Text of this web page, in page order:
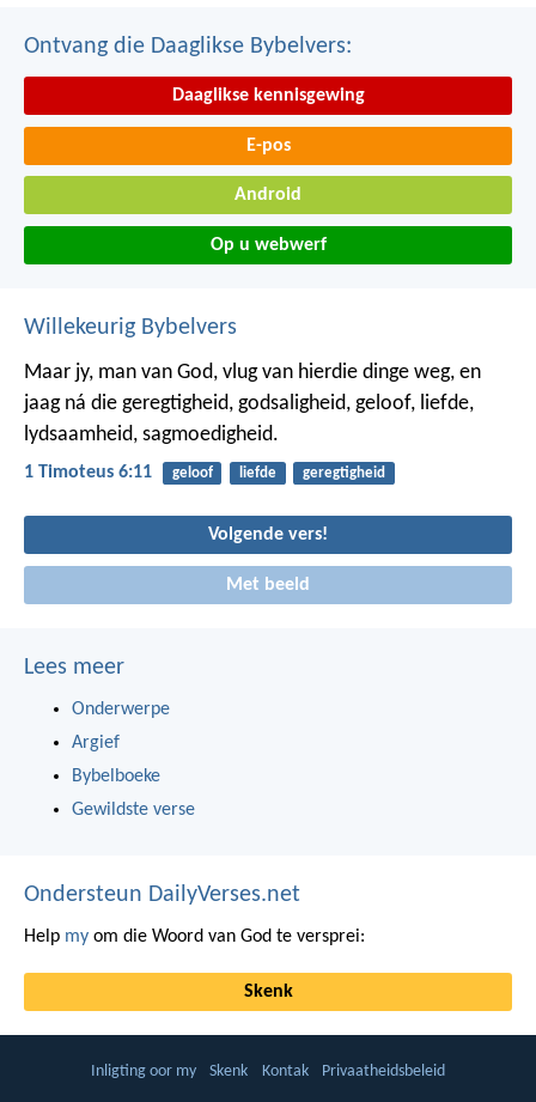
Ontvang die Daaglikse Bybelvers:
Daaglikse kennisgewing
E-pos
Android
Op u webwerf
Willekeurig Bybelvers
Maar jy, man van God, vlug van hierdie dinge weg, en
jaag ná die geregtigheid, godsaligheid, geloof, liefde,
lydsaamheid, sagmoedigheid.
1 Timoteus 6:11 geloof liefde geregtigheid
Volgende vers!
Met beeld
Lees meer
Onderwerpe
Argief
Bybelboeke
Gewildste verse
Ondersteun DailyVerses.net
Help my om die Woord van God te versprei:
Skenk
Inligting oor my Skenk Kontak Privaatheidsbeleid